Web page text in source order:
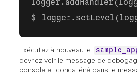
Exécutez à nouveau le
devriez voir le message de
console et concaténé dans le